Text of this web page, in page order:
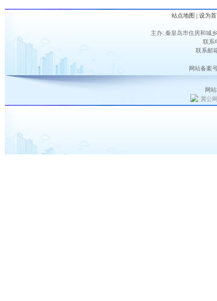
站点地图 设为
主办: 秦皇岛市住房和城
联系
联系邮
网站备案
网
冀公